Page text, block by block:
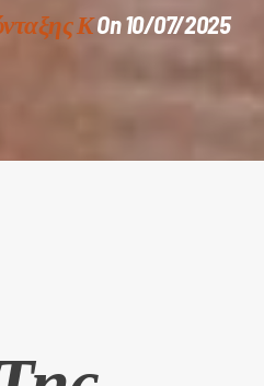
ΚOn 10/07/2025